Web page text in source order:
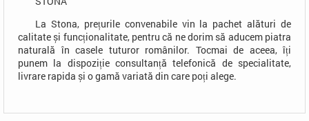
La Stona, prețurile convenabile vin la pachet alături de
calitate și funcționalitate, pentru că ne dorim să aducem piatra
naturală în casele tuturor românilor. Tocmai de aceea, îți
punem la dispoziție consultanță telefonică de specialitate,
livrare rapida și o gamă variată din care poți alege.